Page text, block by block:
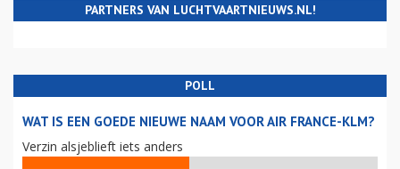
PARTNERS VAN LUCHTVAARTNIEUWS.NL!
POLL
WAT IS EEN GOEDE NIEUWE NAAM VOOR AIR FRANCE-KLM?
Verzin alsjeblieft iets anders